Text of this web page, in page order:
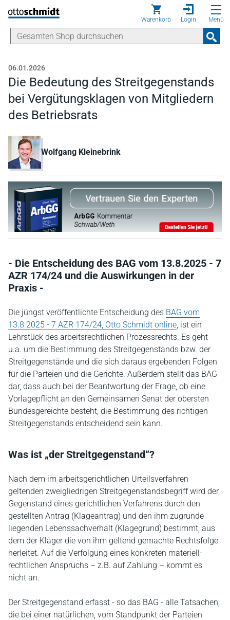
Direkt zum Inhalt
Warenkorb Login Menü
06.01.2026
Die Bedeutung des Streitgegenstands
bei Vergütungsklagen von Mitgliedern
des Betriebsrats
Wolfgang Kleinebrink
- Die Entscheidung des BAG vom 13.8.2025 - 7
AZR 174/24 und die Auswirkungen in der
Praxis -
Die jüngst veröffentlichte Entscheidung des BAG vom
13.8.2025 - 7 AZR 174/24, Otto Schmidt online, ist ein
Lehrstück des arbeitsrechtlichen Prozessrechts. Es geht
u.a. um die Bestimmung des Streitgegenstands bzw. der
Streitgegenstände und die sich daraus ergebenden Folgen
für die Parteien und die Gerichte. Außerdem stellt das BAG
dar, dass auch bei der Beantwortung der Frage, ob eine
Vorlagepflicht an den Gemeinsamen Senat der obersten
Bundesgereichte besteht, die Bestimmung des richtigen
Streitgegenstands entscheidend sein kann.
Was ist „der Streitgegenstand“?
Nach dem im arbeitsgerichtlichen Urteilsverfahren
geltenden zweigliedrigen Streitgegenstandsbegriff wird der
Gegenstand eines gerichtlichen Verfahrens durch den
gestellten Antrag (Klageantrag) und den ihm zugrunde
liegenden Lebenssachverhalt (Klagegrund) bestimmt, aus
dem der Kläger die von ihm geltend gemachte Rechtsfolge
herleitet. Auf die Verfolgung eines konkreten materiell-
rechtlichen Anspruchs – z.B. auf Zahlung – kommt es
nicht an.
Der Streitgegenstand erfasst - so das BAG - alle Tatsachen,
die bei einer natürlichen, vom Standpunkt der Parteien